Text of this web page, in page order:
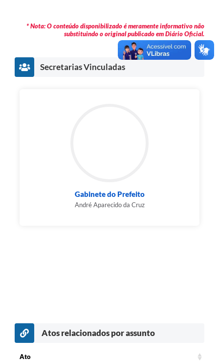
* Nota: O conteúdo disponibilizado é meramente informativo não
substituindo o original publicado em Diário Oficial.
Secretarias Vinculadas
Gabinete do Prefeito
André Aparecido da Cruz
Atos relacionados por assunto
Ato